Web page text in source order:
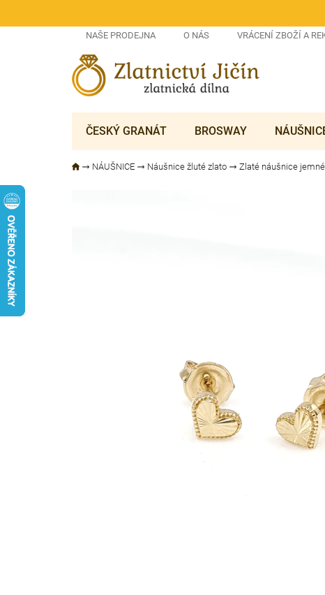
NAŠE PRODEJNA O NÁS VRÁCENÍ ZBOŽÍ A
ČESKÝ GRANÁT BROSWAY
NÁUŠNICE Náušnice žluté zlato Zlaté náušnice jemné